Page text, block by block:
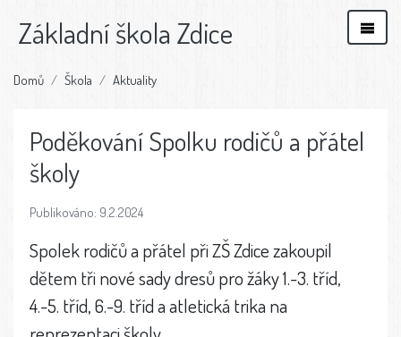
Základní škola Zdice
Domů Škola Aktuality
Poděkování Spolku rodičů a přátel
školy
Publikováno: 9.2.2024
Spolek rodičů a přátel při ZŠ Zdice zakoupil
dětem tři nové sady dresů pro žáky 1.-3. tříd,
4.-5. tříd, 6.-9. tříd a atletická trika na